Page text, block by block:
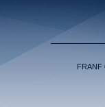
FRANF